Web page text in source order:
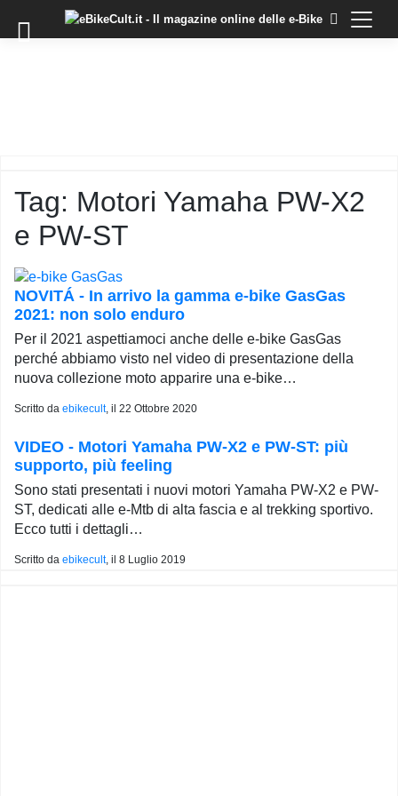
×
TUTORIAL
LO
STAFF
EBIKECULT
CONTATTI
PRIVACY
POLICY
Tag: Motori Yamaha PW-X2
e PW-ST
NOVITÁ - In arrivo la gamma e-bike GasGas
2021: non solo enduro
Per il 2021 aspettiamoci anche delle e-bike GasGas
perché abbiamo visto nel video di presentazione della
nuova collezione moto apparire una e-bike…
Scritto da ebikecult, il 22 Ottobre 2020
VIDEO - Motori Yamaha PW-X2 e PW-ST: più
supporto, più feeling
Sono stati presentati i nuovi motori Yamaha PW-X2 e PW-
ST, dedicati alle e-Mtb di alta fascia e al trekking sportivo.
Ecco tutti i dettagli…
Scritto da ebikecult, il 8 Luglio 2019